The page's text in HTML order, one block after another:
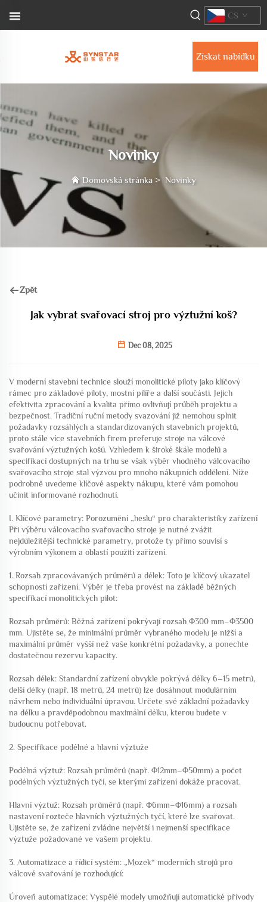
Získat nabídku
CS
Novinky
Domovská stránka > Novinky
Zpět
Jak vybrat svařovací stroj pro výztužní koš?
Dec 08, 2025
V moderní stavební technice slouží monolitické piloty jako klíčový
rámec pro základové piloty, mostní pilíře a další součásti. Jejich
efektivita zpracování a kvalita přímo ovlivňují průběh projektu a
bezpečnost. Tradiční ruční metody svazování již nemohou splnit
požadavky rozsáhlých a standardizovaných stavebních projektů,
proto stále více stavebních firem preferuje stroje na válcové
svařování výztužných košů. Vzhledem k široké škále modelů a
specifikací dostupných na trhu se však výběr vhodného válcovacího
svařovacího stroje stal výzvou pro mnoho nákupních oddělení. Níže
podrobně uvedeme klíčové aspekty nákupu, které vám pomohou
učinit informované rozhodnutí.
I. Klíčové parametry: Porozumění „heslu“ pro charakteristiky zařízení
Při výběru válcovacího svařovacího stroje je nutné zvážit
nejdůležitější technické parametry, protože ty přímo souvisí s
výrobním výkonem a oblastí použití zařízení.
1. Rozsah zpracovávaných průměrů a délek: Toto je klíčový ukazatel
schopností zařízení. Výběr je třeba provést na základě běžných
specifikací monolitických pilot:
Rozsah průměrů: Běžná zařízení pokrývají rozsah Φ300 mm–Φ3500
mm. Ujistěte se, že minimální průměr vybraného modelu je nižší a
maximální průměr vyšší než vaše konkrétní požadavky, a ponechte
dostatečnou rezervu kapacity.
Rozsah délek: Standardní zařízení obvykle pokrývá délky 6–15 metrů,
delší délky (např. 18 metrů, 24 metrů) lze dosáhnout modulárním
návrhem nebo individuální úpravou. Určete své základní požadavky
na délku a pravděpodobnou maximální délku, kterou budete v
budoucnu potřebovat.
2. Specifikace podélné a hlavní výztuže
Podélná výztuž: Rozsah průměrů (např. Φ12mm–Φ50mm) a počet
podélných výztužných tyčí, se kterými zařízení dokáže pracovat.
Hlavní výztuž: Rozsah průměrů (např. Φ6mm–Φ16mm) a rozsah
nastavení rozteče hlavních výztužných tyčí, které lze svařovat.
Ujistěte se, že zařízení zvládne největší i nejmenší specifikace
výztuže požadované ve vašem projektu.
3. Automatizace a řídicí systém: „Mozek“ moderních strojů pro
válcové svařování je rozhodující:
Úroveň automatizace: Vyspělé modely umožňují automatické přívody